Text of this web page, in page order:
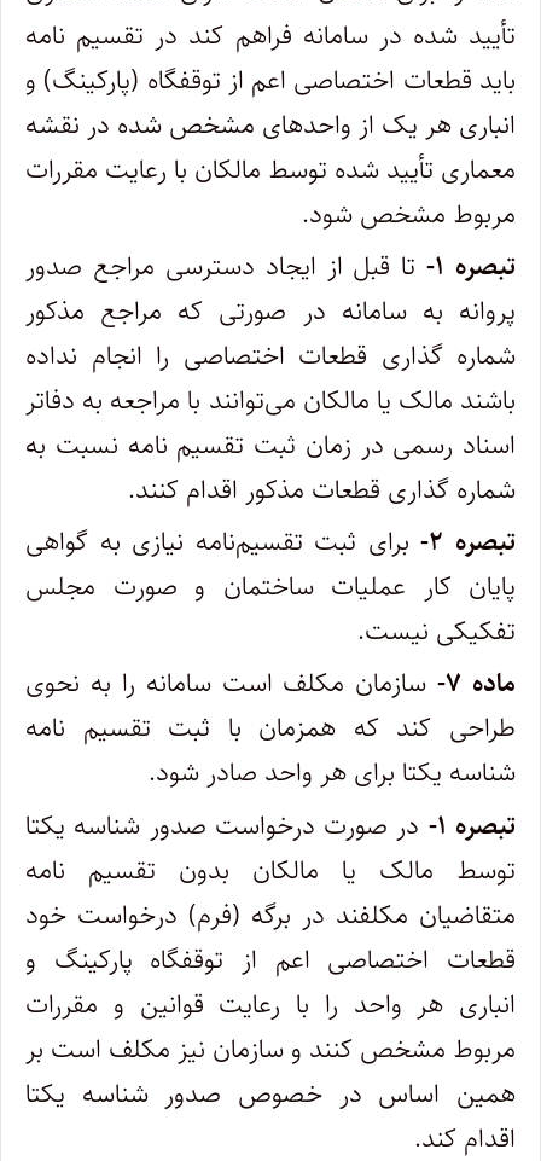
تأیید شده در سامانه فراهم کند در تقسیم نامه
باید قطعات اختصاصی اعم از توقفگاه (پارکینگ) و
انباری هر یک از واحدهای مشخص شده در نقشه
معماری تأیید شده توسط مالکان با رعایت مقررات
مربوط مشخص شود.
تبصره ۱-
تا قبل از ایجاد دسترسی مراجع صدور
پروانه به سامانه در صورتی که مراجع مذکور
شماره گذاری قطعات اختصاصی را انجام نداده
باشند مالک یا مالکان می‌توانند با مراجعه به دفاتر
اسناد رسمی در زمان ثبت تقسیم نامه نسبت به
شماره گذاری قطعات مذکور اقدام کنند.
تبصره ۲-
برای ثبت تقسیم‌نامه نیازی به گواهی
پایان کار عملیات ساختمان و صورت مجلس
تفکیکی نیست.
ماده ۷-
سازمان مکلف است سامانه را به نحوی
طراحی کند که همزمان با ثبت تقسیم نامه
شناسه یکتا برای هر واحد صادر شود.
تبصره ۱-
در صورت درخواست صدور شناسه یکتا
توسط مالک یا مالکان بدون تقسیم نامه
متقاضیان مکلفند در برگه (فرم) درخواست خود
قطعات اختصاصی اعم از توقفگاه پارکینگ و
انباری هر واحد را با رعایت قوانین و مقررات
مربوط مشخص کنند و سازمان نیز مکلف است بر
همین اساس در خصوص صدور شناسه یکتا
اقدام کند.